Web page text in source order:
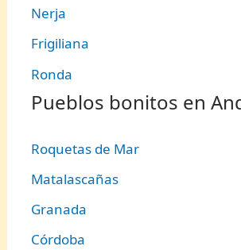
Nerja
Frigiliana
Ronda
Pueblos bonitos en
Roquetas de Mar
Matalascañas
Granada
Córdoba